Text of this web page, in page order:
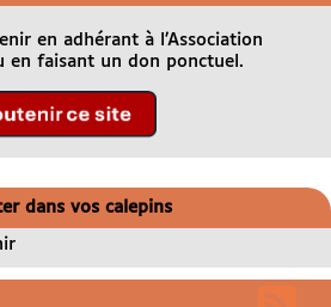
en adhérant à l’Association
en faisant un don ponctuel.
dans vos calepins